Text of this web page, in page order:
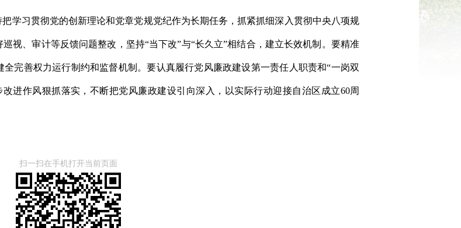
学习贯彻党的创新理论和党章党规党纪作为长期任务，抓紧抓细深入贯彻中央八项规
视、审计等反馈问题整改，坚持“当下改”与“长久立”相结合，建立长效机制。要精准
完善权力运行制约和监督机制。要认真履行党风廉政建设第一责任人职责和“一岗双
进作风狠抓落实，不断把党风廉政建设引向深入，以实际行动迎接自治区成立60周
扫一扫在手机打开当前页面